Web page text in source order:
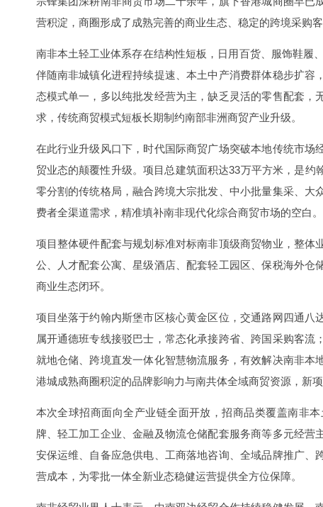
营积淀，商圈形成了成熟完善的商业生态、稳定的跨境采购
南非本土轻工业体系存在结构性短板，日用百货、服饰鞋履
伴随南非城镇化进程持续提速、本土中产消费群体稳步扩
态模式单一，多以纯批发经营为主，缺乏灵活的零售配套
求，传统商贸模式短板长期制约南部非洲商贸产业升级。
在此行业升级风口下，时代国际商贸广场突破本地传统市
贸业态的颠覆性升级。项目总建筑面积达33万平方米，是
零分割的传统格局，融合跨境大宗批发、中小批量集采、
费者全渠道需求，精准填补南非现代化综合商贸市场的空白。
项目整体硬件配套与规划标准对标南非顶级商贸物业，整
公、人才配套公寓、星级酒店、配套轻工园区、保税海外
商业生态闭环。
项目坐落于约翰内斯堡市区核心黄金区位，交通路网四通
属开通德班专线接驳巴士，常态化承接跨省、跨国采购客流
就地仓储、跨境直发一体化智慧物流服务，有效解决南非
港城成熟商圈积淀的品牌影响力与南共体全域商贸资源，新
本次全球招商面向全产业链全面开放，招商品类覆盖南非
牌、轻工加工企业、金融及物流仓储配套服务商等多元经
安保运维、自备应急供电、工商落地咨询、全域品牌推广
营成本，为零批一体全新业态稳健运营提供全方位保障。